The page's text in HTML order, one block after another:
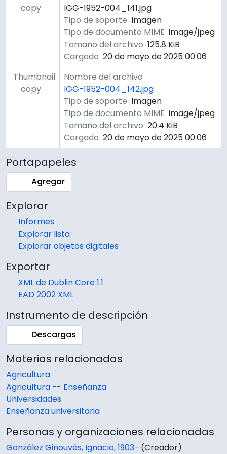
copy
IGG-1952-004_141.jpg
Tipo de soporte Imagen
Tipo de documento MIME image/jpeg
Tamaño del archivo 125.8 KiB
Cargado 20 de mayo de 2025 00:06
Thumbnail
copy
Nombre del archivo
IGG-1952-004_142.jpg
Tipo de soporte Imagen
Tipo de documento MIME image/jpeg
Tamaño del archivo 20.4 KiB
Cargado 20 de mayo de 2025 00:06
Portapapeles
Agregar
Explorar
Informes
Explorar lista
Explorar objetos digitales
Exportar
XML de Dublin Core 1.1
EAD 2002 XML
Instrumento de descripción
Descargas
Materias relacionadas
Agricultura
Agricultura -- Enseñanza
Universidades
Enseñanza universitaria
Personas y organizaciones relacionadas
González Ginouvés, Ignacio, 1903- (Creador)